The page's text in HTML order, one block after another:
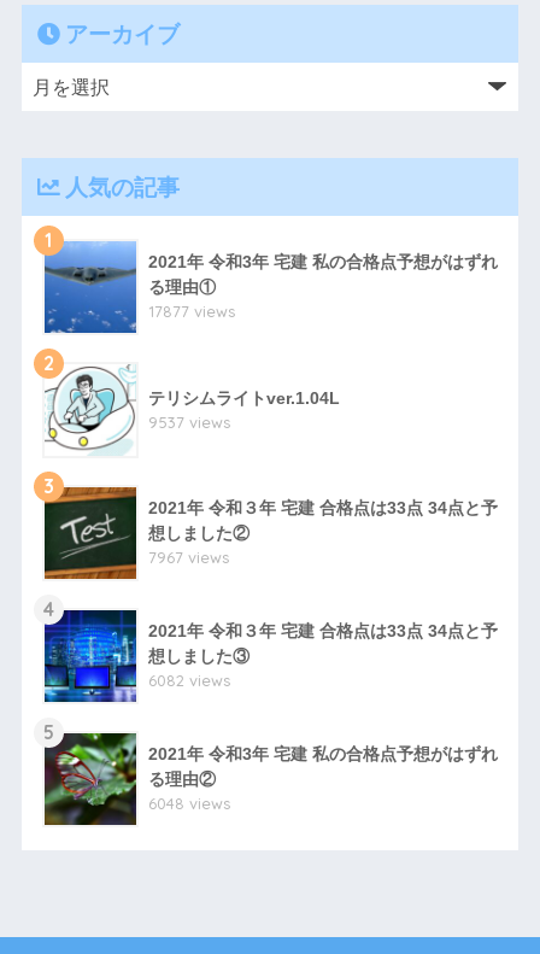
アーカイブ
人気の記事
1
2021年 令和3年 宅建 私の合格点予想がはずれ
る理由①
17877 views
2
テリシムライトver.1.04L
9537 views
3
2021年 令和３年 宅建 合格点は33点 34点と予
想しました②
7967 views
4
2021年 令和３年 宅建 合格点は33点 34点と予
想しました③
6082 views
5
2021年 令和3年 宅建 私の合格点予想がはずれ
る理由②
6048 views